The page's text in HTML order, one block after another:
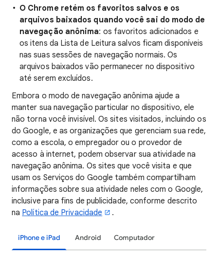
O Chrome retém os favoritos salvos e os
arquivos baixados quando você sai do modo de
navegação anônima: os favoritos adicionados e
os itens da Lista de Leitura salvos ficam disponíveis
nas suas sessões de navegação normais. Os
arquivos baixados vão permanecer no dispositivo
até serem excluídos.
Embora o modo de navegação anônima ajude a
manter sua navegação particular no dispositivo, ele
não torna você invisível. Os sites visitados, incluindo os
do Google, e as organizações que gerenciam sua rede,
como a escola, o empregador ou o provedor de
acesso à internet, podem observar sua atividade na
navegação anônima. Os sites que você visita e que
usam os Serviços do Google também compartilham
informações sobre sua atividade neles com o Google,
inclusive para fins de publicidade, conforme descrito
na Política de Privacidade .
iPhone e iPad Android Computador